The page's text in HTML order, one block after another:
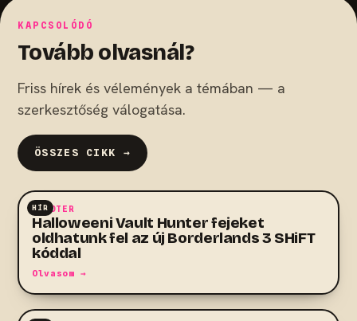
KAPCSOLÓDÓ
Tovább olvasnál?
Friss hírek és vélemények a témában — a
szerkesztőség válogatása.
ÖSSZES CIKK →
HÍR
SHOOTER
Halloweeni Vault Hunter fejeket
oldhatunk fel az új Borderlands 3 SHiFT
kóddal
Olvasom →